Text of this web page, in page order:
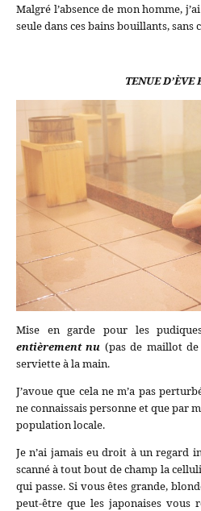
Malgré l’absence de mon homme,
seule dans ces bains bouillants, sans
TENUE D’ÈVE
Mise en garde pour les
entièrement nu (pas de maillot
serviette à la main.
J’avoue que cela ne m’a pas
ne connaissais personne et que par
population locale.
Je n’ai jamais eu droit à un regard
scanné à tout bout de champ la
qui passe. Si vous êtes grande,
peut-être que les japonaises vous